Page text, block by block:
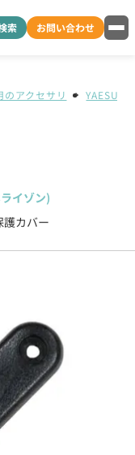
索 お問い合わせ
アクセサリ YAESU(
イゾン)
護カバー